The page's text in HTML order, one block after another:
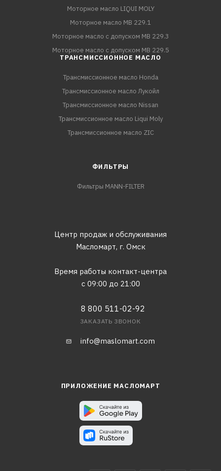
Моторное масло LIQUI MOLY
Моторное масло MB 229.1
Моторное масло с допуском MB 229.3
Моторное масло с допуском MB 229.5
ТРАНСМИССИОННОЕ МАСЛО
Трансмиссионное масло Honda
Трансмиссионное масло Лукойл
Трансмиссионное масло Nissan
Трансмиссионное масло Liqui Moly
Трансмиссионное масло ZIC
ФИЛЬТРЫ
Фильтры MANN-FILTER
Центр продаж и обслуживания
Масломарт, г. Омск
Время работы контакт-центра
с 09:00 до 21:00
8 800 511-02-92
ЗАКАЗАТЬ ЗВОНОК
info@maslomart.com
ПРИЛОЖЕНИЕ МАСЛОМАРТ